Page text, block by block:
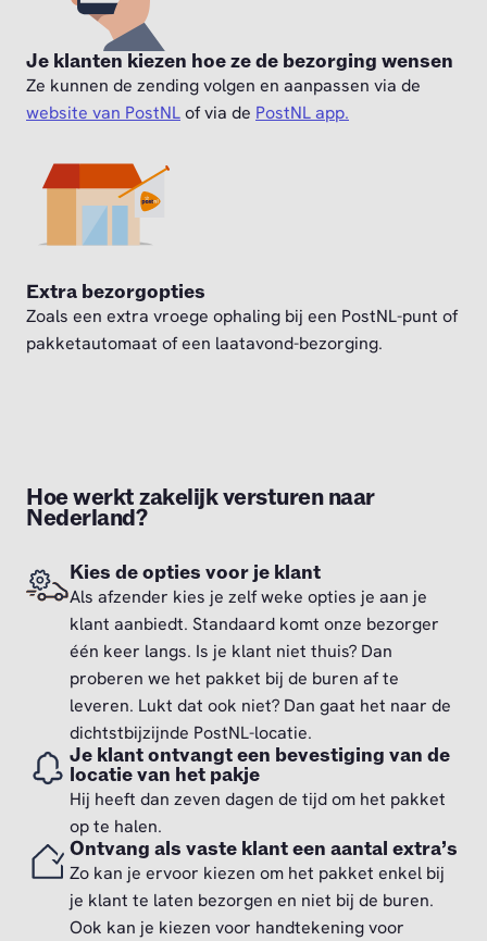
Je klanten kiezen hoe ze de bezorging wensen
Ze kunnen de zending volgen en aanpassen via de
website van PostNLof via de PostNL app.
Extra bezorgopties
Zoals een extra vroege ophaling bij een PostNL-punt of
pakketautomaat of een laatavond-bezorging.
Hoe werkt zakelijk versturen naar
Nederland?
Kies de opties voor je klant
Als afzender kies je zelf weke opties je aan je
klant aanbiedt. Standaard komt onze bezorger
één keer langs. Is je klant niet thuis? Dan
proberen we het pakket bij de buren af te
leveren. Lukt dat ook niet? Dan gaat het naar de
dichtstbijzijnde PostNL-locatie.
Je klant ontvangt een bevestiging van de
locatie van het pakje
Hij heeft dan zeven dagen de tijd om het pakket
op te halen.
Ontvang als vaste klant een aantal extra’s
Zo kan je ervoor kiezen om het pakket enkel bij
je klant te laten bezorgen en niet bij de buren.
Ook kan je kiezen voor handtekening voor